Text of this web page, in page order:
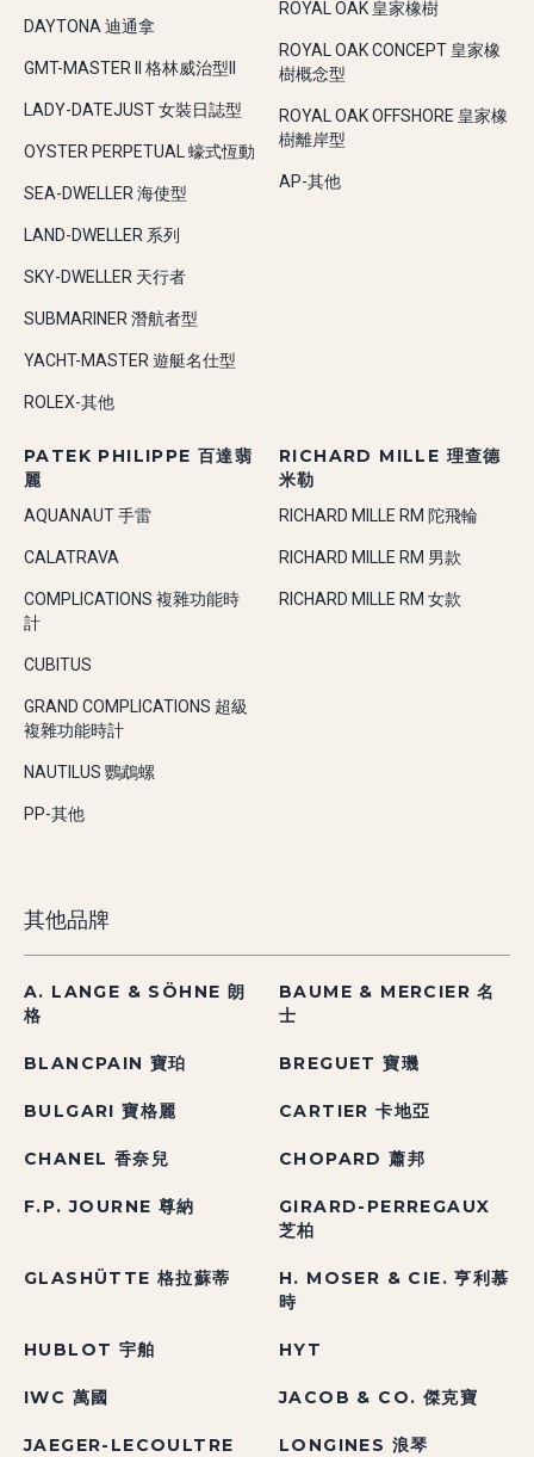
DAYTONA 迪通拿
GMT-MASTER II 格林威治型II
LADY-DATEJUST 女裝日誌型
OYSTER PERPETUAL 蠔式恆動
SEA-DWELLER 海使型
LAND-DWELLER 系列
SKY-DWELLER 天行者
SUBMARINER 潛航者型
YACHT-MASTER 遊艇名仕型
ROLEX-其他
ROYAL OAK 皇家橡樹
ROYAL OAK CONCEPT 皇家橡
樹概念型
ROYAL OAK OFFSHORE 皇家橡
樹離岸型
AP-其他
PATEK PHILIPPE 百達翡
麗
AQUANAUT 手雷
CALATRAVA
COMPLICATIONS 複雜功能時
計
CUBITUS
GRAND COMPLICATIONS 超級
複雜功能時計
NAUTILUS 鸚鵡螺
PP-其他
RICHARD MILLE 理查德
米勒
RICHARD MILLE RM 陀飛輪
RICHARD MILLE RM 男款
RICHARD MILLE RM 女款
其他品牌
A. LANGE & SÖHNE 朗
格
BAUME & MERCIER 名
士
BLANCPAIN 寶珀 BREGUET 寶璣
BULGARI 寶格麗 CARTIER 卡地亞
CHANEL 香奈兒 CHOPARD 蕭邦
F.P. JOURNE 尊納
GIRARD-PERREGAUX
芝柏
GLASHÜTTE 格拉蘇蒂
H. MOSER & CIE. 亨利慕
時
HUBLOT 宇舶 HYT
IWC 萬國 JACOB & CO. 傑克寶
JAEGER-LECOULTRE
LONGINES 浪琴